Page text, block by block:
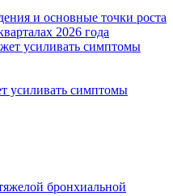
и основные точки роста
2026 года
усиливать симптомы